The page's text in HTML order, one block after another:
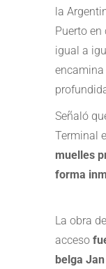
la
Puerto
igual a
encamina
Señaló
Terminal
muelles
forma
La obra
acceso
belga